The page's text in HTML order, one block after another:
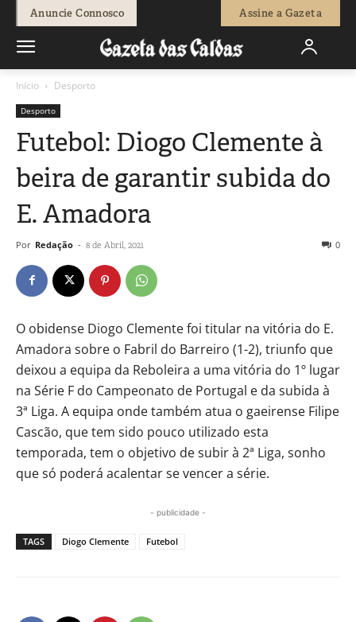
Anuncie Connosco Assine a Gazeta
Início Desporto
Desporto
Futebol: Diogo Clemente à
beira de garantir subida do
E. Amadora
Por Redação - 8 de Abril, 2021 0
O obidense Diogo Clemente foi titular na vitória do E.
Amadora sobre o Fabril do Barreiro (1-2), triunfo que
deixou a equipa da Reboleira a uma vitória do 1º lugar
na Série F do Campeonato de Portugal e da subida à
3ª Liga. A equipa onde também atua o gaeirense Filipe
Cascão, que tem sido pouco utilizado esta
temporada, tem o objetivo de subir à 2ª Liga, sonho
que só poderá acalentar se vencer a série.
- publicidade -
TAGS Diogo Clemente Futebol